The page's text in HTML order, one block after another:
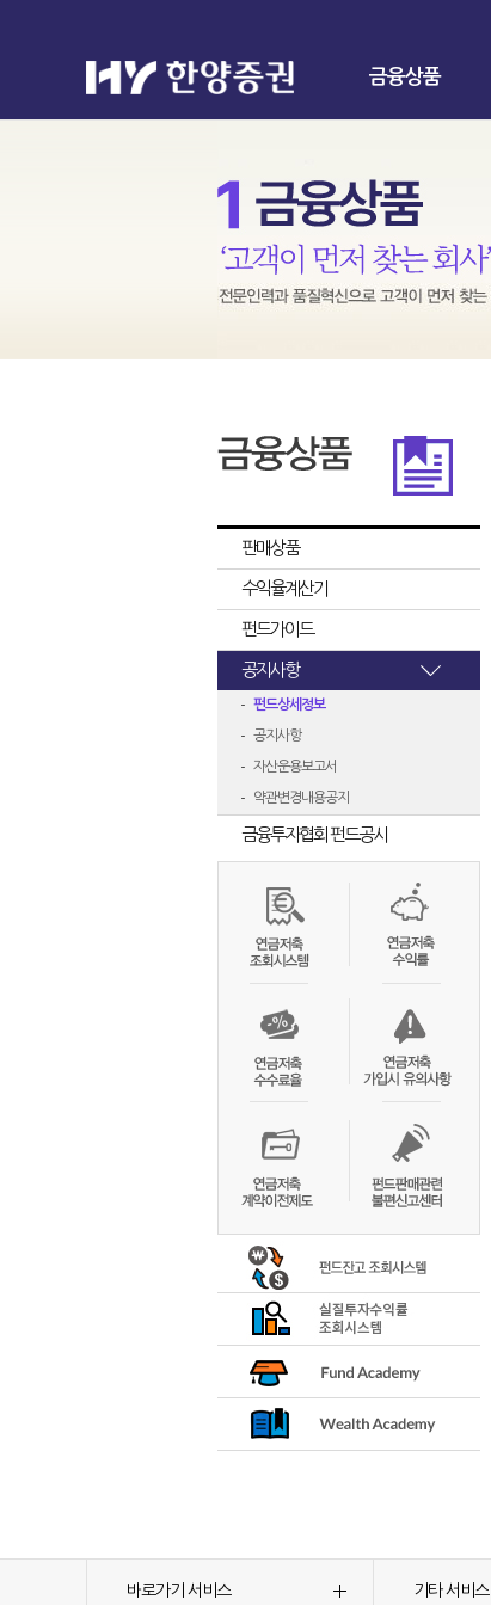
금융상품
판매상품
수익율계산기
펀드가이드
공지사항
펀드상세정보
공지사항
자산운용보고서
약관변경내용공지
금융투자협회 펀드공시
바로가기 서비스 기타 서비스